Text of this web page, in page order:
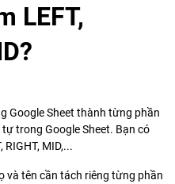
LEFT,
Google Sheet thành từng phần
trong Google Sheet. Bạn có
MID,...
và tên cần tách riêng từng phần